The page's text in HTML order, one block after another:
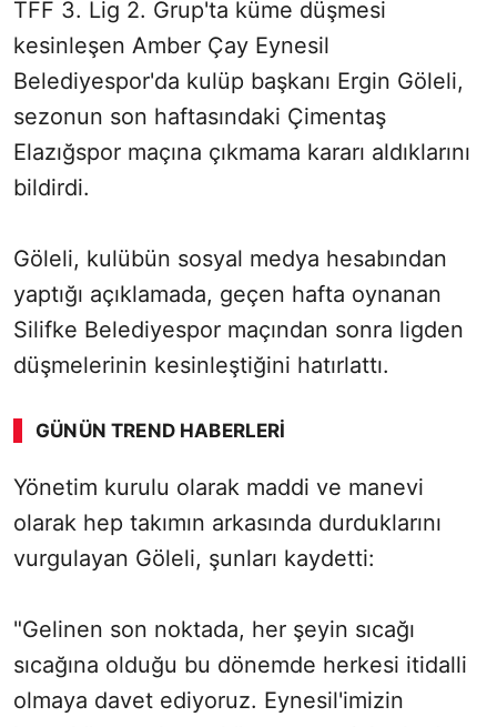
TFF 3. Lig 2. Grup'ta küme düşmesi
kesinleşen Amber Çay Eynesil
Belediyespor'da kulüp başkanı Ergin Göleli,
sezonun son haftasındaki Çimentaş
Elazığspor maçına çıkmama kararı aldıklarını
bildirdi.
Göleli, kulübün sosyal medya hesabından
yaptığı açıklamada, geçen hafta oynanan
Silifke Belediyespor maçından sonra ligden
düşmelerinin kesinleştiğini hatırlattı.
GÜNÜN TREND HABERLERI
Yönetim kurulu olarak maddi ve manevi
olarak hep takımın arkasında durduklarını
vurgulayan Göleli, şunları kaydetti:
"Gelinen son noktada, her şeyin sıcağı
sıcağına olduğu bu dönemde herkesi itidalli
olmaya davet ediyoruz. Eynesil'imizin